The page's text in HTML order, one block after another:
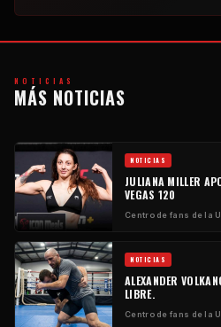
NOTICIAS
MÁS NOTICIAS
NOTICIAS
JULIANA MILLER
VEGAS 120
Centro de fans de la
NOTICIAS
ALEXANDER
LIBRE.
Centro de fans de la